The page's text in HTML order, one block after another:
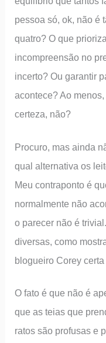
pessoa só, ok, não é
quatro? O que
incompreensão no
incerto? Ou garantir
acontece? Ao
certeza, não?
Procuro, mas ainda
qual alternativa os
Meu contraponto é
normalmente não
o parecer não é
diversas, como
blogueiro Corey certa
O fato é que não é
que as teias que
ratos são profusas e